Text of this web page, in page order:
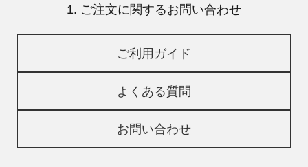
1. ご注文に関するお問い合わせ
ご利用ガイド
よくある質問
お問い合わせ